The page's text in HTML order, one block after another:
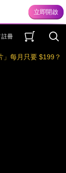
註冊
」每月只要 $199？